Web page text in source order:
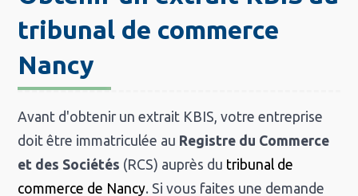
tribunal de commerce
Nancy
Avant d'obtenir un extrait KBIS, votre entreprise
doit être immatriculée au Registre du Commerce
et des Sociétés (RCS) auprès du tribunal de
commerce de Nancy. Si vous faites une demande